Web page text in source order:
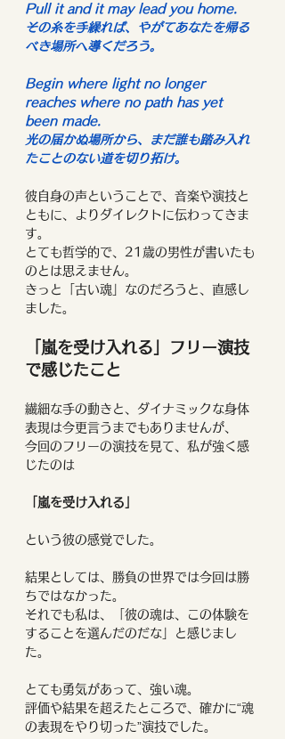
Pull it and it may lead you home.
その糸を手繰れば、やがてあなたを帰る
べき場所へ導くだろう。
Begin where light no longer
reaches where no path has yet
been made.
光の届かぬ場所から、まだ誰も踏み入れ
たことのない道を切り拓け。
彼自身の声ということで、音楽や演技と
ともに、よりダイレクトに伝わってきま
す。
とても哲学的で、21歳の男性が書いたも
のとは思えません。
きっと「古い魂」なのだろうと、直感し
ました。
「嵐を受け入れる」フリー演技
で感じたこと
繊細な手の動きと、ダイナミックな身体
表現は今更言うまでもありませんが、
今回のフリーの演技を見て、私が強く感
じたのは
「嵐を受け入れる」
という彼の感覚でした。
結果としては、勝負の世界では今回は勝
ちではなかった。
それでも私は、「彼の魂は、この体験を
することを選んだのだな」と感じまし
た。
とても勇気があって、強い魂。
評価や結果を超えたところで、確かに“魂
の表現をやり切った”演技でした。